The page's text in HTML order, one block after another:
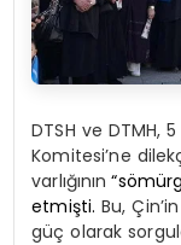
DTSH ve DTMH,
Komitesi’ne
varlığının
etmişti. Bu,
güç olarak